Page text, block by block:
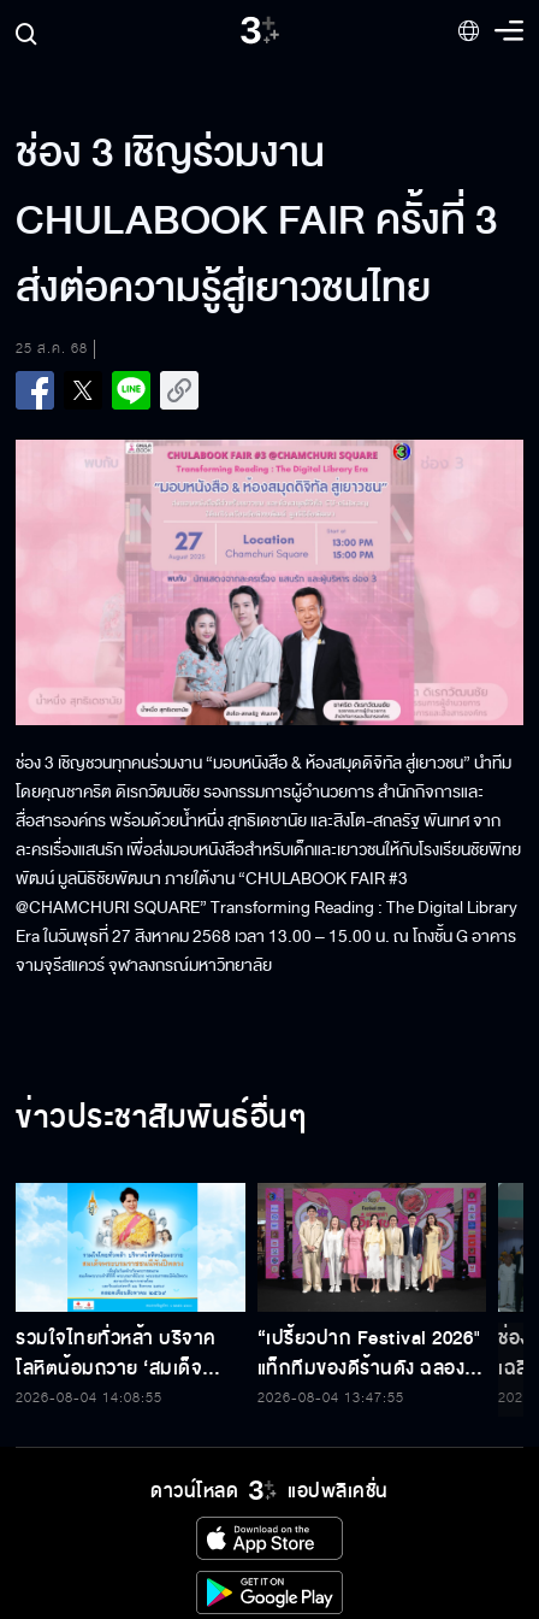
ช่อง 3 เชิญร่วมงาน
CHULABOOK FAIR ครั้งที่ 3
ส่งต่อความรู้สู่เยาวชนไทย
25 ส.ค. 68
ช่อง 3 เชิญชวนทุกคนร่วมงาน “มอบหนังสือ & ห้องสมุดดิจิทัล สู่เยาวชน” นำทีม
โดยคุณชาคริต ดิเรกวัฒนชัย รองกรรมการผู้อำนวยการ สำนักกิจการและ
สื่อสารองค์กร พร้อมด้วยน้ำหนึ่ง สุทธิเดชานัย และสิงโต-สกลรัฐ พันเทศ จาก
ละครเรื่องแสนรัก เพื่อส่งมอบหนังสือสำหรับเด็กและเยาวชนให้กับโรงเรียนชัยพิทย
พัฒน์ มูลนิธิชัยพัฒนา ภายใต้งาน “CHULABOOK FAIR #3
@CHAMCHURI SQUARE” Transforming Reading : The Digital Library
Era ในวันพุธที่ 27 สิงหาคม 2568 เวลา 13.00 – 15.00 น. ณ โถงชั้น G อาคาร
จามจุรีสแควร์ จุฬาลงกรณ์มหาวิทยาลัย
ข่าวประชาสัมพันธ์อื่นๆ
รวมใจไทยทั่วหล้า บริจาค
โลหิตน้อมถวาย ‘สมเด็จ
พระบรมราชชนนีพันปีหลวง’
ระลึก 80 พรรษาฯ อันทรง
2026-08-04 14:08:55
“เปรี้ยวปาก Festival 2026"
แท็กทีมของดีร้านดัง ฉลอง
ก้าวสู่ปีที่ 23
2026-08-04 13:47:55
ช่อง
เฉลิ
สมเ
พระ
ดาวน์โหลด แอปพลิเคชั่น